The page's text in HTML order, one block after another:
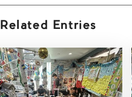
Related Entries